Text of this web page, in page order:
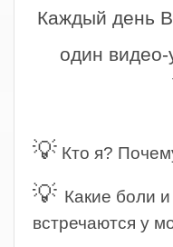
Каждый день
один
💡 Кто я?
💡 Какие боли
встречаются у